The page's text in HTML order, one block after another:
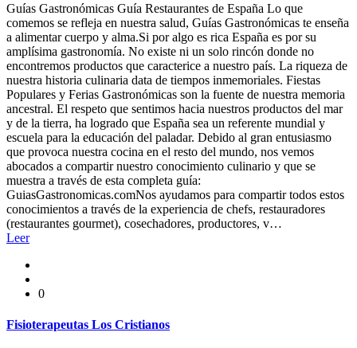
Guías Gastronómicas Guía Restaurantes de España Lo que
comemos se refleja en nuestra salud, Guías Gastronómicas te enseña
a alimentar cuerpo y alma.Si por algo es rica España es por su
amplísima gastronomía. No existe ni un solo rincón donde no
encontremos productos que caracterice a nuestro país. La riqueza de
nuestra historia culinaria data de tiempos inmemoriales. Fiestas
Populares y Ferias Gastronómicas son la fuente de nuestra memoria
ancestral. El respeto que sentimos hacia nuestros productos del mar
y de la tierra, ha logrado que España sea un referente mundial y
escuela para la educación del paladar. Debido al gran entusiasmo
que provoca nuestra cocina en el resto del mundo, nos vemos
abocados a compartir nuestro conocimiento culinario y que se
muestra a través de esta completa guía:
GuiasGastronomicas.comNos ayudamos para compartir todos estos
conocimientos a través de la experiencia de chefs, restauradores
(restaurantes gourmet), cosechadores, productores, v…
Leer
0
Fisioterapeutas Los Cristianos